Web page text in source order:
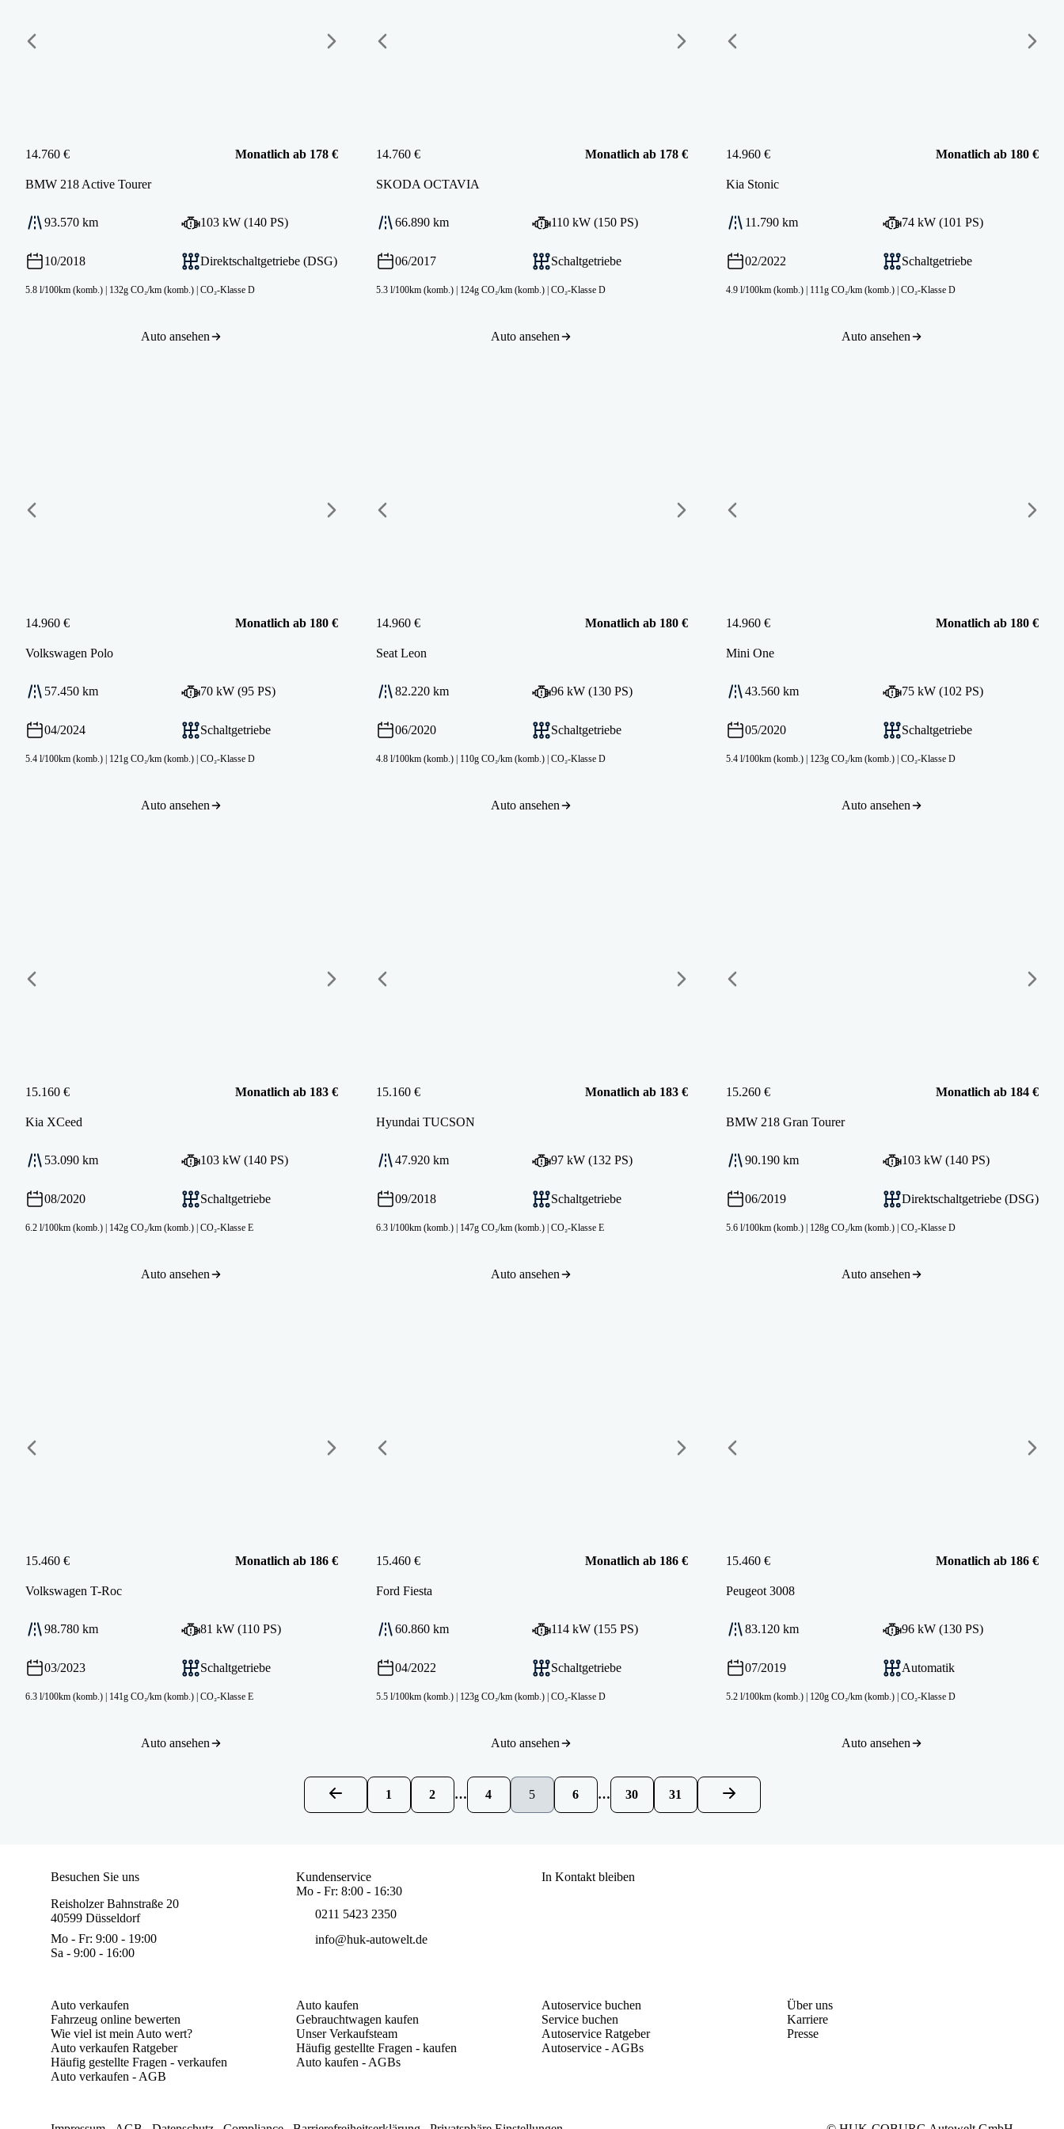
14.760 € Monatlich ab 178 €
BMW 218 Active Tourer
93.570 km 103 kW (140 PS)
10/2018 Direktschaltgetriebe (DSG)
5.8 l/100km (komb.) | 132g CO₂/km (komb.) | CO₂-Klasse D
Auto ansehen
14.760 € Monatlich ab 178 €
SKODA OCTAVIA
66.890 km 110 kW (150 PS)
06/2017 Schaltgetriebe
5.3 l/100km (komb.) | 124g CO₂/km (komb.) | CO₂-Klasse D
Auto ansehen
14.960 € Monatlich ab 180 €
Kia Stonic
11.790 km 74 kW (101 PS)
02/2022 Schaltgetriebe
4.9 l/100km (komb.) | 111g CO₂/km (komb.) | CO₂-Klasse D
Auto ansehen
14.960 € Monatlich ab 180 €
Volkswagen Polo
57.450 km 70 kW (95 PS)
04/2024 Schaltgetriebe
5.4 l/100km (komb.) | 121g CO₂/km (komb.) | CO₂-Klasse D
Auto ansehen
14.960 € Monatlich ab 180 €
Seat Leon
82.220 km 96 kW (130 PS)
06/2020 Schaltgetriebe
4.8 l/100km (komb.) | 110g CO₂/km (komb.) | CO₂-Klasse D
Auto ansehen
14.960 € Monatlich ab 180 €
Mini One
43.560 km 75 kW (102 PS)
05/2020 Schaltgetriebe
5.4 l/100km (komb.) | 123g CO₂/km (komb.) | CO₂-Klasse D
Auto ansehen
15.160 € Monatlich ab 183 €
Kia XCeed
53.090 km 103 kW (140 PS)
08/2020 Schaltgetriebe
6.2 l/100km (komb.) | 142g CO₂/km (komb.) | CO₂-Klasse E
Auto ansehen
15.160 € Monatlich ab 183 €
Hyundai TUCSON
47.920 km 97 kW (132 PS)
09/2018 Schaltgetriebe
6.3 l/100km (komb.) | 147g CO₂/km (komb.) | CO₂-Klasse E
Auto ansehen
15.260 € Monatlich ab 184 €
BMW 218 Gran Tourer
90.190 km 103 kW (140 PS)
06/2019 Direktschaltgetriebe (DSG)
5.6 l/100km (komb.) | 128g CO₂/km (komb.) | CO₂-Klasse D
Auto ansehen
15.460 € Monatlich ab 186 €
Volkswagen T-Roc
98.780 km 81 kW (110 PS)
03/2023 Schaltgetriebe
6.3 l/100km (komb.) | 141g CO₂/km (komb.) | CO₂-Klasse E
Auto ansehen
15.460 € Monatlich ab 186 €
Ford Fiesta
60.860 km 114 kW (155 PS)
04/2022 Schaltgetriebe
5.5 l/100km (komb.) | 123g CO₂/km (komb.) | CO₂-Klasse D
Auto ansehen
15.460 € Monatlich ab 186 €
Peugeot 3008
83.120 km 96 kW (130 PS)
07/2019 Automatik
5.2 l/100km (komb.) | 120g CO₂/km (komb.) | CO₂-Klasse D
Auto ansehen
1 2 … 4 5 6 … 30 31
Besuchen Sie uns
Reisholzer Bahnstraße 20
40599 Düsseldorf
Mo - Fr: 9:00 - 19:00
Sa - 9:00 - 16:00
Kundenservice
Mo - Fr: 8:00 - 16:30
0211 5423 2350
info@huk-autowelt.de
In Kontakt bleiben
Auto verkaufen
Fahrzeug online bewerten
Wie viel ist mein Auto wert?
Auto verkaufen Ratgeber
Häufig gestellte Fragen - verkaufen
Auto verkaufen - AGB
Auto kaufen
Gebrauchtwagen kaufen
Unser Verkaufsteam
Häufig gestellte Fragen - kaufen
Auto kaufen - AGBs
Autoservice buchen
Service buchen
Autoservice Ratgeber
Autoservice - AGBs
Über uns
Karriere
Presse